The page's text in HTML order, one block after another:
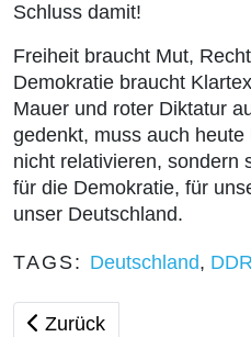
Schluss damit!
Freiheit braucht Mut,
Demokratie braucht
Mauer und roter Diktatur
gedenkt, muss auch
nicht relativieren, sondern
für die Demokratie, für
unser Deutschland.
TAGS: Deutschland, DDR
Vorheriger Beitrag:
Zurück